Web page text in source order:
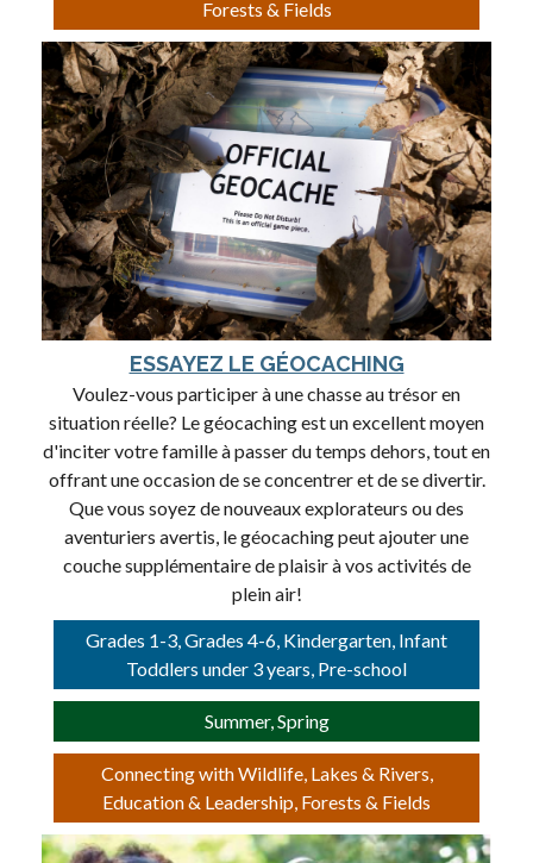
Forests & Fields
ESSAYEZ LE GÉOCACHING
Voulez-vous participer à une chasse au trésor en
situation réelle? Le géocaching est un excellent moyen
d'inciter votre famille à passer du temps dehors, tout en
offrant une occasion de se concentrer et de se divertir.
Que vous soyez de nouveaux explorateurs ou des
aventuriers avertis, le géocaching peut ajouter une
couche supplémentaire de plaisir à vos activités de
plein air!
Grades 1-3, Grades 4-6, Kindergarten, Infant
Toddlers under 3 years, Pre-school
Summer, Spring
Connecting with Wildlife, Lakes & Rivers,
Education & Leadership, Forests & Fields